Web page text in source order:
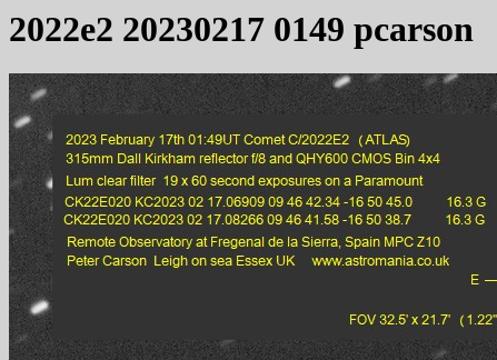
2022e2 20230217 0149 pcarson